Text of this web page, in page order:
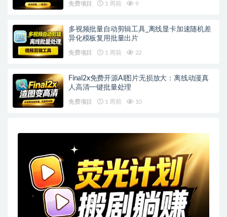
免费项目 1 周前 9
多视频批量自动剪辑工具_离线显卡加速随机差
异化模板复用批量出片
免费项目 1 周前 22
Final2x免费开源AI图片无损放大：离线动漫真
人高清一键批量处理
免费项目 1 周前 10